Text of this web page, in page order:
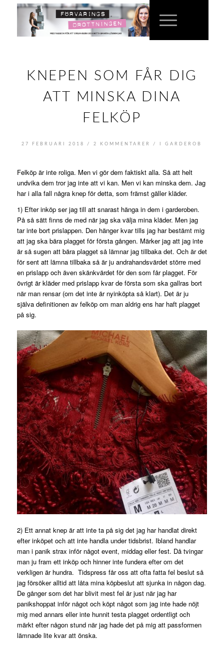
KNEPEN SOM FÅR DIG
ATT MINSKA DINA
FELKÖP
27 FEBRUARI 2018 / 2 KOMMENTARER / IGARDEROB
Felköp är inte roliga. Men vi gör dem faktiskt alla. Så att helt
undvika dem tror jag inte att vi kan. Men vi kan minska dem. Jag
har i alla fall några knep för detta, som främst gäller kläder.
1) Efter inköp ser jag till att snarast hänga in dem i garderoben.
På så sätt finns de med när jag ska välja mina kläder. Men jag
tar inte bort prislappen. Den hänger kvar tills jag har bestämt mig
att jag ska bära plagget för första gången. Märker jag att jag inte
är så sugen att bära plagget så lämnar jag tillbaka det. Och är det
för sent att lämna tillbaka så är ju andrahandsvärdet större med
en prislapp och även skänkvärdet för den som får plagget. För
övrigt är kläder med prislapp kvar de första som ska gallras bort
när man rensar (om det inte är nyinköpta så klart). Det är ju
själva definitionen av felköp om man aldrig ens har haft plagget
på sig.
2) Ett annat knep är att inte ta på sig det jag har handlat direkt
efter inköpet och att inte handla under tidsbrist. Ibland handlar
man i panik strax inför något event, middag eller fest. Då tvingar
man ju fram ett inköp och hinner inte fundera efter om det
verkligen är hundra. Tidspress får oss att ofta fatta fel beslut så
jag försöker alltid att låta mina köpbeslut att sjunka in någon dag.
De gånger som det har blivit mest fel är just när jag har
panikshoppat inför något och köpt något som jag inte hade nöjt
mig med annars eller inte hunnit testa plagget ordentligt och
märkt efter någon stund när jag hade det på mig att passformen
lämnade lite kvar att önska.